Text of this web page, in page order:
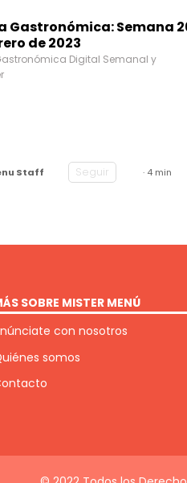
Gastronómica: Semana
de 2023
Digital Semanal y
Staff Seguir · 4 min
SOBRE MISTER MENÚ
con nosotros
somos